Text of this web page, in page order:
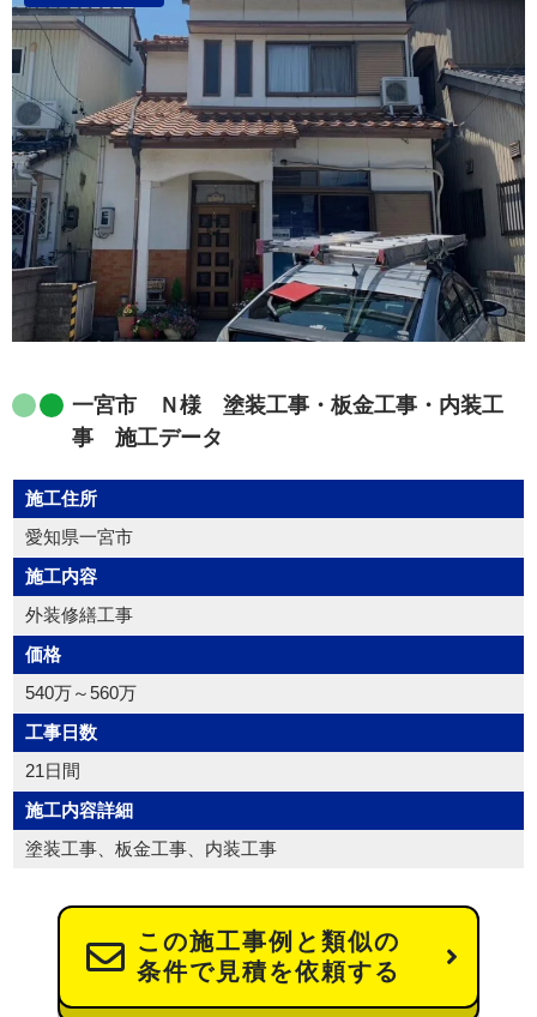
一宮市 Ｎ様 塗装工事・板金工事・内装工
事 施工データ
施工住所
愛知県一宮市
施工内容
外装修繕工事
価格
540万～560万
工事日数
21日間
施工内容詳細
塗装工事、板金工事、内装工事
この施工事例と類似の
条件で見積を依頼する